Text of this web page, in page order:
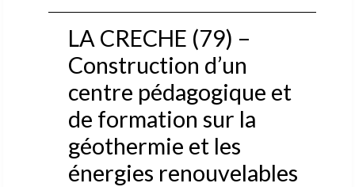
LA CRECHE (79) –
Construction d’un
centre pédagogique et
de formation sur la
géothermie et les
énergies renouvelables